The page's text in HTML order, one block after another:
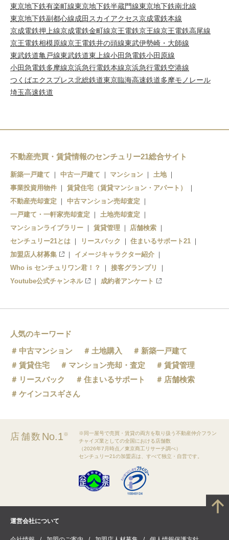
東京地下鉄有楽町線東京地下鉄半蔵門線東京地下鉄南北線
東京地下鉄副都心線成田スカイアクセス京成電鉄本線
京成電鉄押上線京成電鉄金町線京王電鉄京王線京王電鉄高尾線
京王電鉄相模原線京王電鉄井の頭線東武伊勢崎・大師線
東武鉄道亀戸線東武鉄道東上線小田急電鉄小田原線
小田急電鉄多摩線京浜急行電鉄本線京浜急行電鉄空港線
つくばエクスプレス北総鉄道東京臨海高速鉄道多摩モノレール
埼玉高速鉄道
不動産売買・賃貸情報のセンチュリー21総合サイト
新築一戸建て 中古一戸建て マンション
土地
事業投資用物件
賃貸住宅（賃貸マンション・アパート）
不動産売却査定
中古マンション売却査定
一戸建て・一軒家売却査定
土地売却査定
マンションライブラリー
賃貸管理
店舗検索
センチュリー21とは
リースバック
住まいるサポート21
加盟店人材募集
イメージキャラクター紹介
Who is センチュリワン君！？
接客グランプリ
Youtube公式チャンネル
成約者アンケート
人気のキーワード
中古マンション
土地購入
新築一戸建て
賃貸住宅
マンション売却・査定
賃貸管理
リースバック
住まいるサポート
店舗検索
ケインコスギさん
店舗数 No.1※
※同一屋号で売買・賃貸の両方を取り扱う不動産仲介フラン
チャイズ業としての全国における店舗数
（2026年7月時点／東京商工リサーチ調べ）
センチュリー21の加盟店は、すべて独立・自営です。
運営会社について